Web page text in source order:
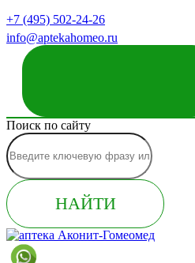
+7 (495) 502-24-26
info@aptekahomeo.ru
Поиск по сайту
НАЙТИ